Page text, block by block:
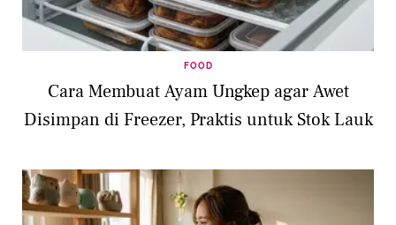
FOOD
Cara Membuat Ayam Ungkep agar Awet
Disimpan di Freezer, Praktis untuk Stok Lauk